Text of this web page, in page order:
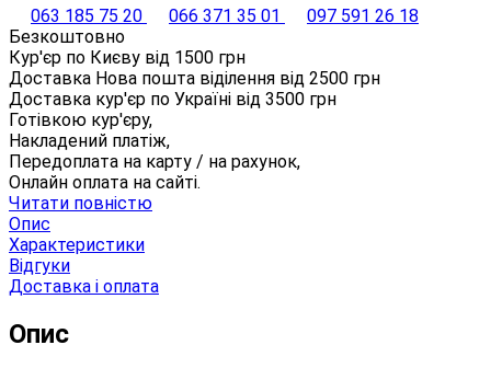
063 185 75 20
066 371 35 01
097 591 26 18
Безкоштовно
Кур'єр по Києву від 1500 грн
Доставка Нова пошта віділення від 2500 грн
Доставка кур'єр по Україні від 3500 грн
Готівкою кур'єру,
Накладений платіж,
Передоплата на карту / на рахунок,
Онлайн оплата на сайті.
Читати повністю
Опис
Характеристики
Відгуки
Доставка і оплата
Опис